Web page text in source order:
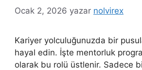
Ocak 2, 2026 yazar nolvirex
Kariyer yolculuğunuzda bir
hayal edin. İşte mentorluk
olarak bu rolü üstlenir. Sadece